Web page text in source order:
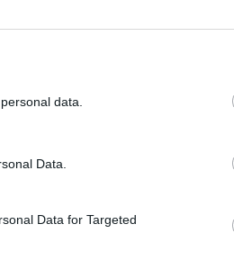
data.
Data.
Data for Targeted
Po košmariškos